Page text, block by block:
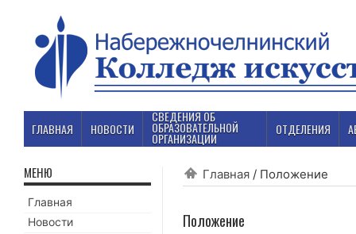
ГЛАВНАЯ НОВОСТИ
СВЕДЕНИЯ ОБ
ОБРАЗОВАТЕЛЬНОЙ
ОРГАНИЗАЦИИ
ОТДЕЛЕНИЯ
Главная / Положение
Положение
МЕНЮ
Главная
Новости